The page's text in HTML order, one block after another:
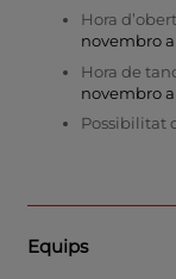
Hora
novembro a
Hora de
novembro a
Possibilitat
Equips